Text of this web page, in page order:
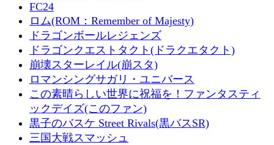
FC24
ロム(ROM：Remember of Majesty)
ドラゴンボールレジェンズ
ドラゴンクエストタクト(ドラクエタクト)
崩壊スターレイル(崩スタ)
ロマンシングサガリ・ユニバース
この素晴らしい世界に祝福を！ファンタスティ
ックデイズ(このファン)
黒子のバスケ Street Rivals(黒バスSR)
三国大戦スマッシュ